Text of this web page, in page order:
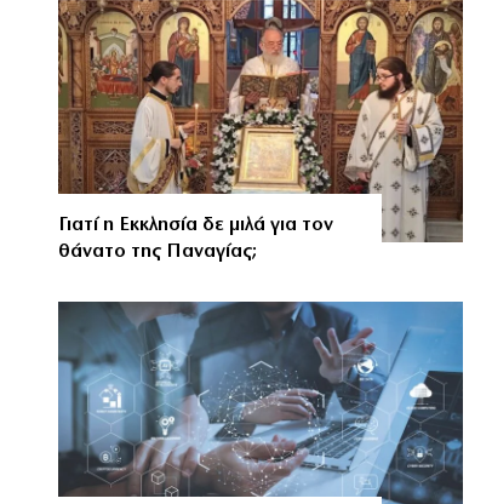
Γιατί η Εκκλησία δε μιλά για τον
θάνατο της Παναγίας;